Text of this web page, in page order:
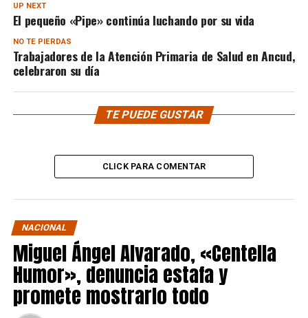
UP NEXT
El pequeño «Pipe» continúa luchando por su vida
NO TE PIERDAS
Trabajadores de la Atención Primaria de Salud en Ancud,
celebraron su día
TE PUEDE GUSTAR
CLICK PARA COMENTAR
NACIONAL
Miguel Ángel Alvarado, «Centella
Humor», denuncia estafa y
promete mostrarlo todo